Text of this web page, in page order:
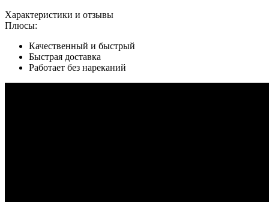
Характеристики и отзывы
Плюсы:
Качественный и быстрый
Быстрая доставка
Работает без нареканий